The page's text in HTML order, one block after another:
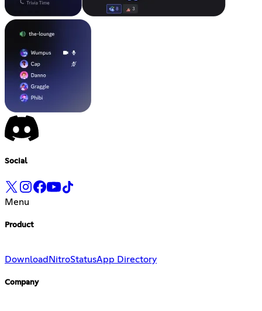
Social
Menu
Product
Download NitroStatusApp Directory
Company